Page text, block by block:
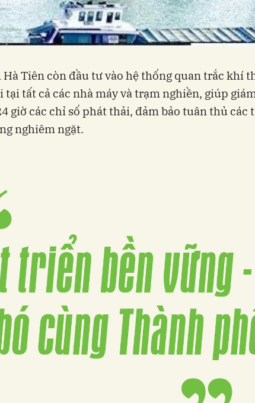
Hà Tiên còn đầu tư vào hệ thống quan trắc khí
tại tất cả các nhà máy và trạm nghiền, giúp
giờ các chỉ số phát thải, đảm bảo tuân thủ các
nghiêm ngặt.